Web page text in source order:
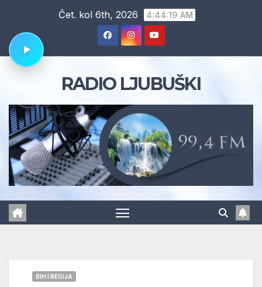
content
Čet. kol 6th, 2026 4:44:20 AM
RADIO LJUBUŠKI
BIH I REGIJA